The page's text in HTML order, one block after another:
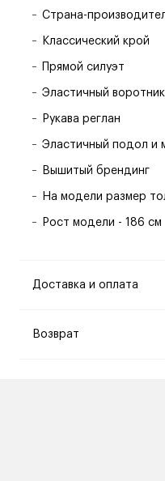
Страна-
Классический крой
Прямой силуэт
Эластичный
Рукава реглан
Эластичный подол и
Вышитый брендинг
На модели размер
Рост модели - 186 см
Доставка и оплата
Возврат